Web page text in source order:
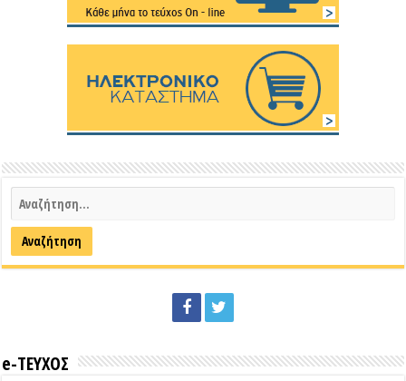
e-ΤΕΥΧΟΣ